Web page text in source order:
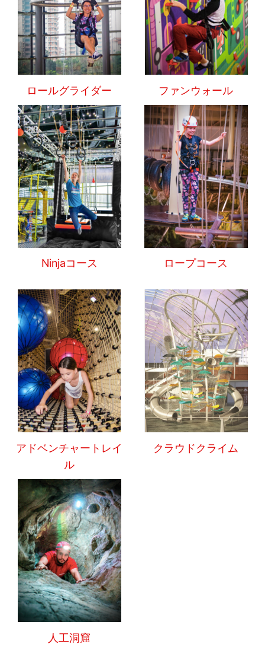
ロールグライダー ファンウォール
Ninjaコース ロープコース
アドベンチャートレイ
ル
クラウドクライム
人工洞窟